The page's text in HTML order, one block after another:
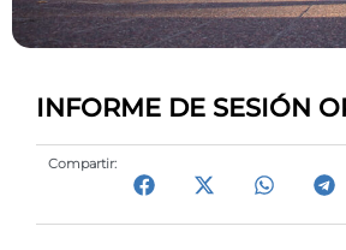
INFORME DE SESIÓN
Compartir: